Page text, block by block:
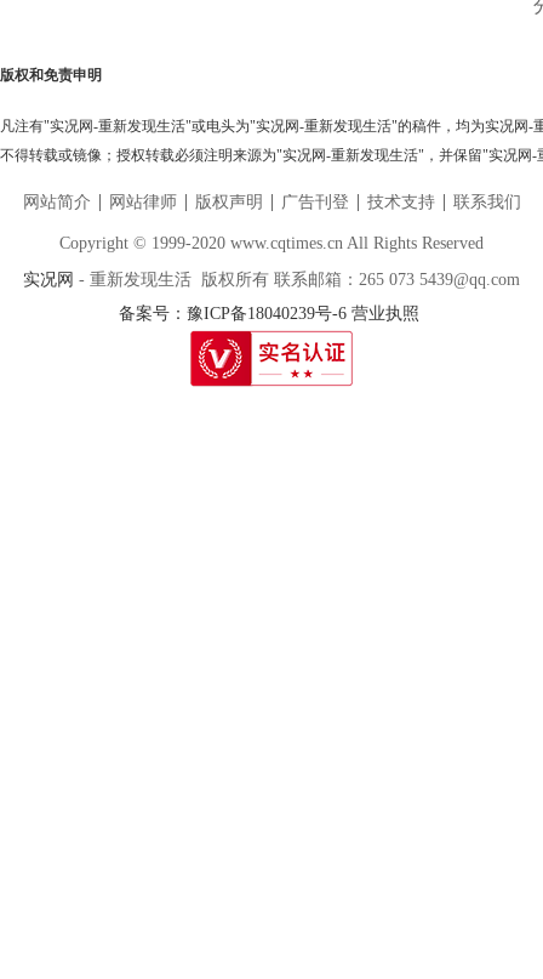
版权和免责申明
凡注有"实况网-重新发现生活"或电头为"实况网-重新发现生活"的稿件，均为实况网-
不得转载或镜像；授权转载必须注明来源为"实况网-重新发现生活"，并保留"实况网
网站简介 网站律师 版权声明 广告刊登 技术支持 联系我们
Copyright © 1999-2020 www.cqtimes.cn All Rights Reserved
实况网 - 重新发现生活 版权所有 联系邮箱：265 073 5439@qq.com
备案号：豫ICP备18040239号-6 营业执照